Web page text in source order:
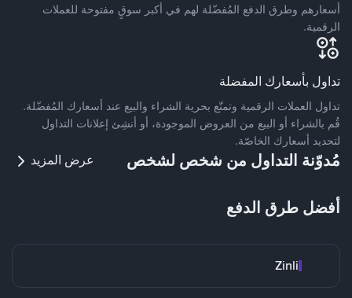
أسعارهم وطرق الدفع المُفضّلة لهم في أكبر سوقٍ مفتوحة للعملات
الرقمية.
تداول بأسعارك المفضلة
تداول العملات الرقمية وتمتّع بحرية الشراء والبيع عند أسعارك المُفضّلة.
قُم بالشراء أو البيع من العروض الموجودة، أو أنشِئ إعلانات التداول
لتحديد أسعارك الخاصّة.
مُدوّنة التداول من شخص لشخص عرض المزيد
أفضل طرق الدفع
Zinli